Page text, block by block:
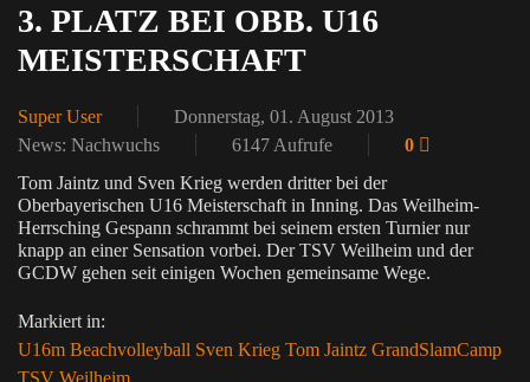
3. PLATZ BEI OBB. U16
MEISTERSCHAFT
Super User
Donnerstag, 01. August 2013
News: Nachwuchs
6147 Aufrufe
0
Tom Jaintz und Sven Krieg werden dritter bei der
Oberbayerischen U16 Meisterschaft in Inning. Das Weilheim-
Herrsching Gespann schrammt bei seinem ersten Turnier nur
knapp an einer Sensation vorbei. Der TSV Weilheim und der
GCDW gehen seit einigen Wochen gemeinsame Wege.
Markiert in:
U16m Beachvolleyball Sven Krieg Tom Jaintz GrandSlamCamp
TSV Weilheim